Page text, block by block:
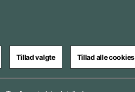
Tillad valgte Tillad alle cookies